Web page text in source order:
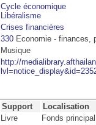
Cycle économique
Libéralisme
Crises financières
330 Economie - finances,
Musique
http://
Support Localisation
Livre Fonds principal